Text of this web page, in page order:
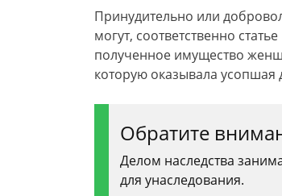
Принудительно или
могут, соответственно
полученное имущество
которую оказывала усопшая
Обратите
Делом наследства
для унаследования.